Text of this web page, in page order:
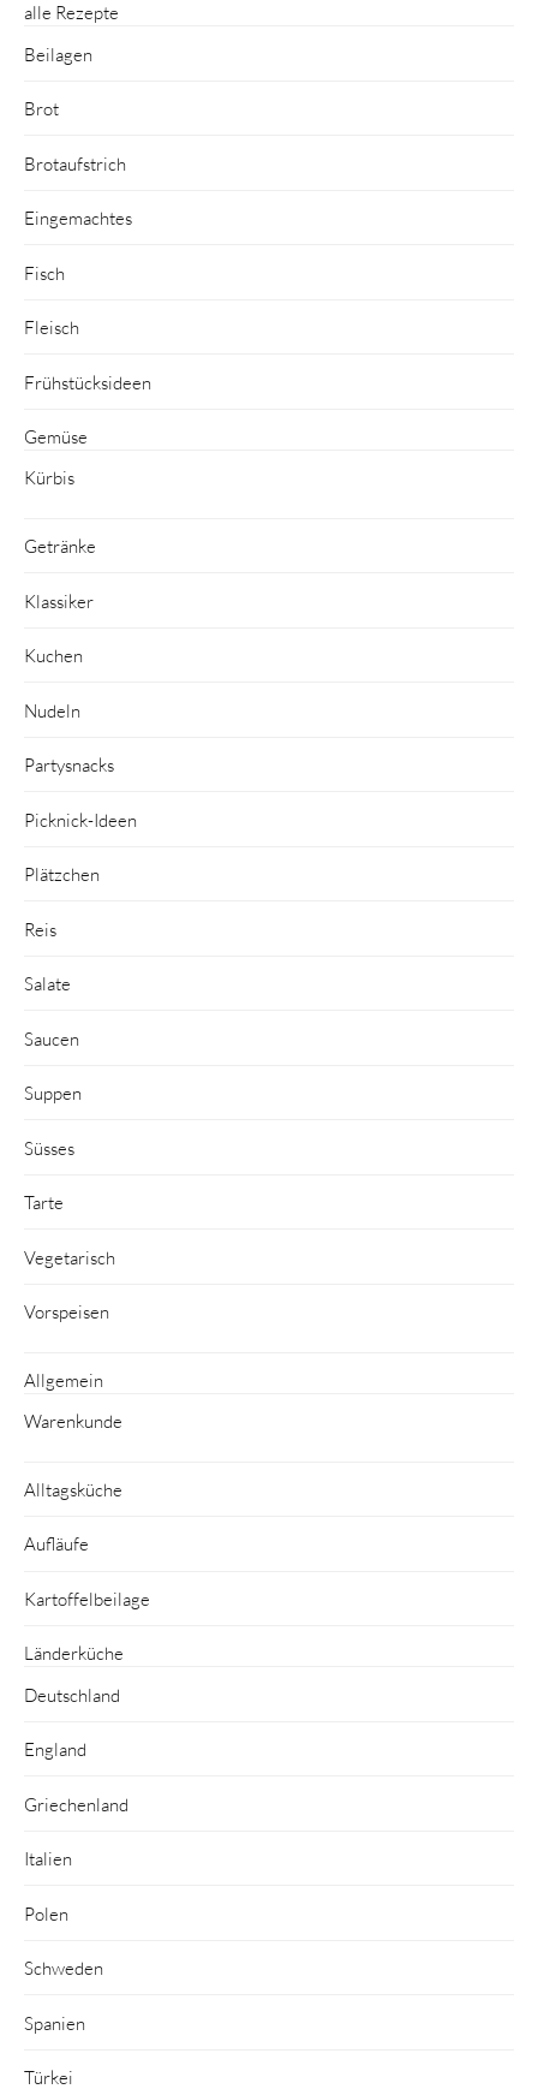
alle Rezepte
Beilagen
Brot
Brotaufstrich
Eingemachtes
Fisch
Fleisch
Frühstücksideen
Gemüse
Kürbis
Getränke
Klassiker
Kuchen
Nudeln
Partysnacks
Picknick-Ideen
Plätzchen
Reis
Salate
Saucen
Suppen
Süsses
Tarte
Vegetarisch
Vorspeisen
Allgemein
Warenkunde
Alltagsküche
Aufläufe
Kartoffelbeilage
Länderküche
Deutschland
England
Griechenland
Italien
Polen
Schweden
Spanien
Türkei